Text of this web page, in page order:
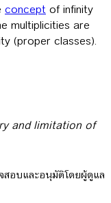
concept of infinity
multiplicities are
(proper classes).
and limitation of
สอบและอนุมัติโดยผู้ดูแล